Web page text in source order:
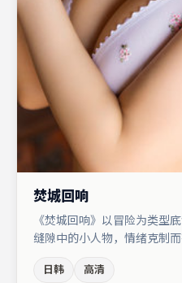
焚城回响
《焚城回响》以冒险为类型
缝隙中的小人物，情绪克制
阵容包括菅田将晖、小松菜
日韩 高清